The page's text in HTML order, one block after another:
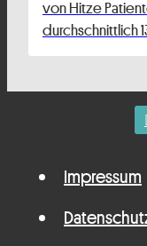
von Hitze
durchschnittlich
Impressum